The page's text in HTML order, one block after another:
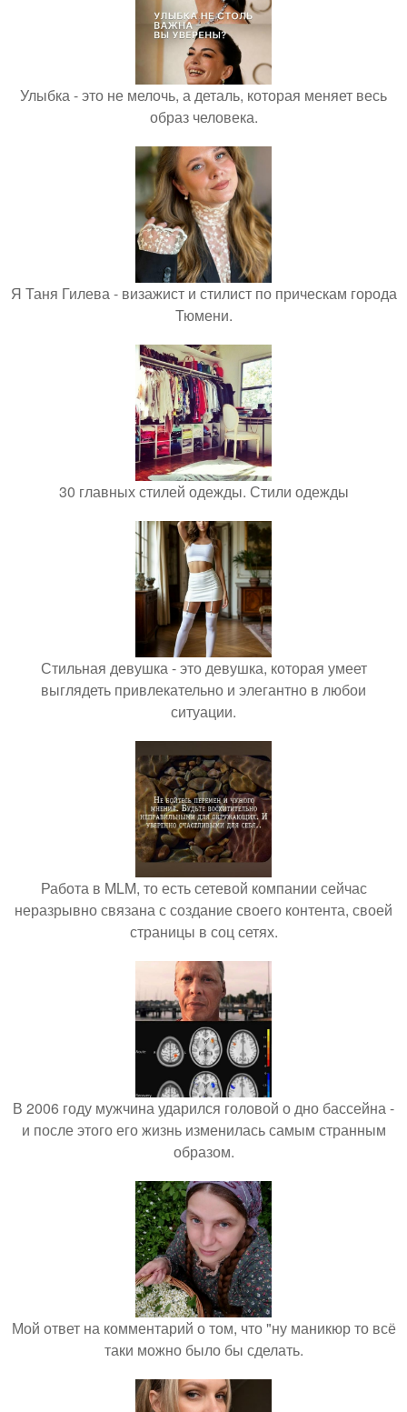
Улыбка - это не мелочь, а деталь, которая меняет весь
образ человека.
Я Таня Гилева - визажист и стилист по прическам города
Тюмени.
30 главных стилей одежды. Стили одежды
Стильная девушка - это девушка, которая умеет
выглядеть привлекательно и элегантно в любои
ситуации.
Работа в MLM, то есть сетевой компании сейчас
неразрывно связана с создание своего контента, своей
страницы в соц сетях.
В 2006 году мужчина ударился головой о дно бассейна -
и после этого его жизнь изменилась самым странным
образом.
Мой ответ на комментарий о том, что "ну маникюр то всё
таки можно было бы сделать.